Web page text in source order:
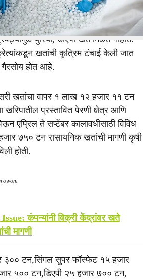
या ग्रेडच्या खताचा कमी तर एनपीके, सिंगल
जास्त पुरवठा झाला. शेतकऱ्यांना
युरिया, डीएपी खते मिळत नाहीत.
खतांची कृत्रिम टंचाई केली जात
होत आहे.
खतांचा वापर १ लाख १२ हजार ११ टन
खरिपातील प्रस्तावित पेरणी क्षेत्र आणि
एप्रिल ते सप्टेंबर कालावधीसाठी विविध
७५० टन रासायनिक खतांची मागणी कृषी
होती.
कंपन्यांनी विक्री केंद्रांवर खते
मागणी
३०० टन,सिंगल सुपर फॉस्फेट १५ हजार
५०० टन,डिएपी २५ हजार ७०० टन,